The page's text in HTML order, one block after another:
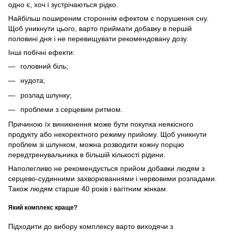
одно є, хоч і зустрічаються рідко.
Найбільш поширеним стороннім ефектом є порушення сну.
Щоб уникнути цього, варто приймати добавку в першій
половині дня і не перевищувати рекомендовану дозу.
Інші побічні ефекти:
головний біль;
нудота;
розлад шлунку;
проблеми з серцевим ритмом.
Причиною їх виникнення може бути покупка неякісного
продукту або некоректного режиму прийому. Щоб уникнути
проблем зі шлунком, можна розводити кожну порцію
передтренувальника в більшій кількості рідини.
Наполегливо не рекомендується прийом добавки людям з
серцево-судинними захворюваннями і нервовими розладами.
Також людям старше 40 років і вагітним жінкам.
Який комплекс краще?
Підходити до вибору комплексу варто виходячи з